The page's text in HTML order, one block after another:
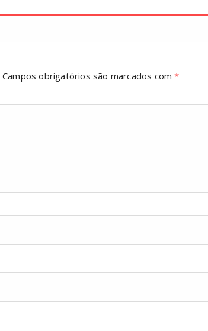
Campos obrigatórios são marcados com*